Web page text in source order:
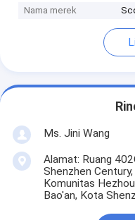
Nama merek
Ms. Jini Wang
Alamat: Ruang
Shenzhen
Komunitas
Bao'an, Kota